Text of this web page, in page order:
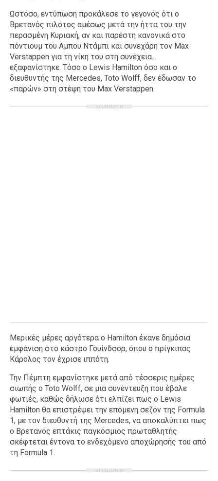
Food
Body+Mind
Ταξίδια
Style
Σπίτι
Family
Σχέσεις
AGENDA
Ωστόσο, εντύπωση προκάλεσε το γεγονός ότι ο
Βρετανός πιλότος αμέσως μετά την ήττα του την
περασμένη Κυριακή, αν και παρέστη κανονικά στο
πόντιουμ του Αμπου Ντάμπι και συνεχάρη τον Max
Verstappen για τη νίκη του στη συνέχεια...
εξαφανίστηκε. Τόσο ο Lewis Hamilton όσο και ο
διευθυντής της Mercedes, Toto Wolff, δεν έδωσαν το
«παρών» στη στέψη του Max Verstappen.
ΔΙΑΦΗΜΙΣΗ
Μερικές μέρες αργότερα ο Hamilton έκανε δημόσια
εμφάνιση στο κάστρο Γουίνδσορ, όπου ο πρίγκιπας
Κάρολος τον έχρισε ιππότη.
Την Πέμπτη εμφανίστηκε μετά από τέσσερις ημέρες
σιωπής ο Toto Wolff, σε μια συνέντευξη που έβαλε
φωτιές, καθώς δήλωσε ότι ελπίζει πως ο Lewis
Hamilton θα επιστρέψει την επόμενη σεζόν της Formula
1, με τον διευθυντή της Mercedes, να αποκαλύπτει πως
ο Βρετανός επτάκις παγκόσμιος πρωταθλητής
σκέφτεται έντονα το ενδεχόμενο αποχώρησής του από
τη Formula 1.
ΔΙΑΦΗΜΙΣΗ